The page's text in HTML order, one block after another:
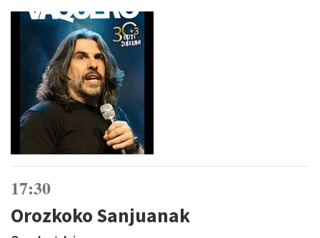
17:30
Orozkoko Sanjuanak